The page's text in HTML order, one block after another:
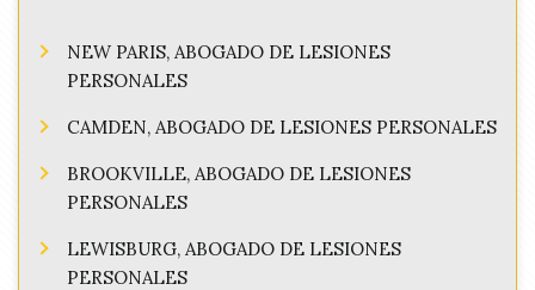
NEW PARIS, ABOGADO DE LESIONES
PERSONALES
CAMDEN, ABOGADO DE LESIONES PERSONALES
BROOKVILLE, ABOGADO DE LESIONES
PERSONALES
LEWISBURG, ABOGADO DE LESIONES
PERSONALES